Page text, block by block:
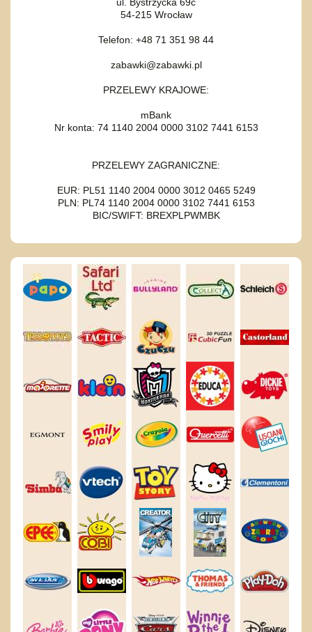
54-215 Wrocław
Telefon: +48 71 351 98 44
zabawki@zabawki.pl
PRZELEWY KRAJOWE:
mBank
Nr konta: 74 1140 2004 0000 3102 7441 6153
PRZELEWY ZAGRANICZNE:
EUR: PL51 1140 2004 0000 3012 0465 5249
PLN: PL74 1140 2004 0000 3102 7441 6153
BIC/SWIFT: BREXPLPWMBK